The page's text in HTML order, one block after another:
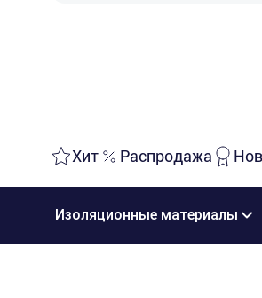
Хит Распродажа
Изоляционные материалы